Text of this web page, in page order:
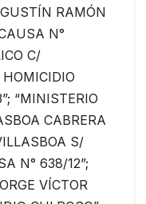
RAMÓN
N°
C/
“MINISTERIO
CABRERA
S/
N° 638/12”;
VÍCTOR